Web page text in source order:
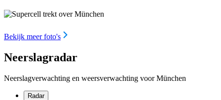
Bekijk meer foto's
Neerslagradar
Neerslagverwachting en weersverwachting voor München
Radar